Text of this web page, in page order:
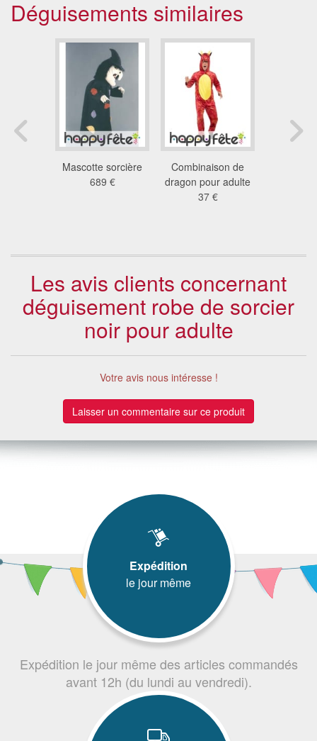
Déguisements similaires
Mascotte sorcière
689 €
Combinaison de
dragon pour adulte
37 €
Les avis clients concernant
déguisement robe de sorcier
noir pour adulte
Votre avis nous intéresse !
Laisser un commentaire sur ce produit
Expédition
le jour même
Expédition le jour même des articles commandés
avant 12h (du lundi au vendredi).